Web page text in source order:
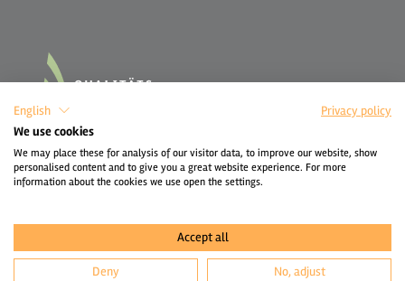
English
Privacy policy
We use cookies
We may place these for analysis of our visitor data, to improve our website, show
personalised content and to give you a great website experience. For more
information about the cookies we use open the settings.
Accept all
Deny No, adjust